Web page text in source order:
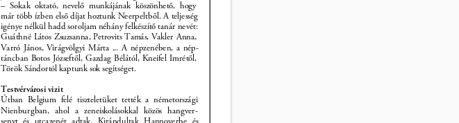
– Sokak oktató, nevelő munkájának köszönhető, hogy
már több ízben első díjat hoztunk Neerpeltből. A teljesség
igénye nélkül hadd soroljam néhány felkészítő tanár nevét:
Guáthné Látos Zsuzsanna, Petrovits Tamás, Vakler Anna,
Varró János, Virágvölgyi Márta ... A népzenében, a nép-
táncban Botos Józseftől, Gazdag Bélától, Kneifel Imrétől,
Török Sándortól kaptunk sok segítséget.
Testvérvárosi vizit
Útban Belgium felé tiszteletüket tették a németországi
Nienburgban, ahol a zeneiskolásokkal közös hangver-
senyt és utcazenét adtak. Kirándultak Hannoverbe és